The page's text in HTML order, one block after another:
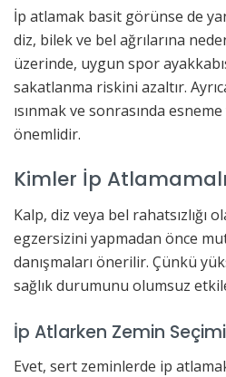
İp atlamak basit görünse de
diz, bilek ve bel ağrılarına
üzerinde, uygun spor
sakatlanma riskini azaltır.
ısınmak ve sonrasında
önemlidir.
Kimler İp
Kalp, diz veya bel rahatsızlığı
egzersizini yapmadan önce
danışmaları önerilir. Çünkü
sağlık durumunu olumsuz
İp Atlarken Zemin
Evet, sert zeminlerde ip